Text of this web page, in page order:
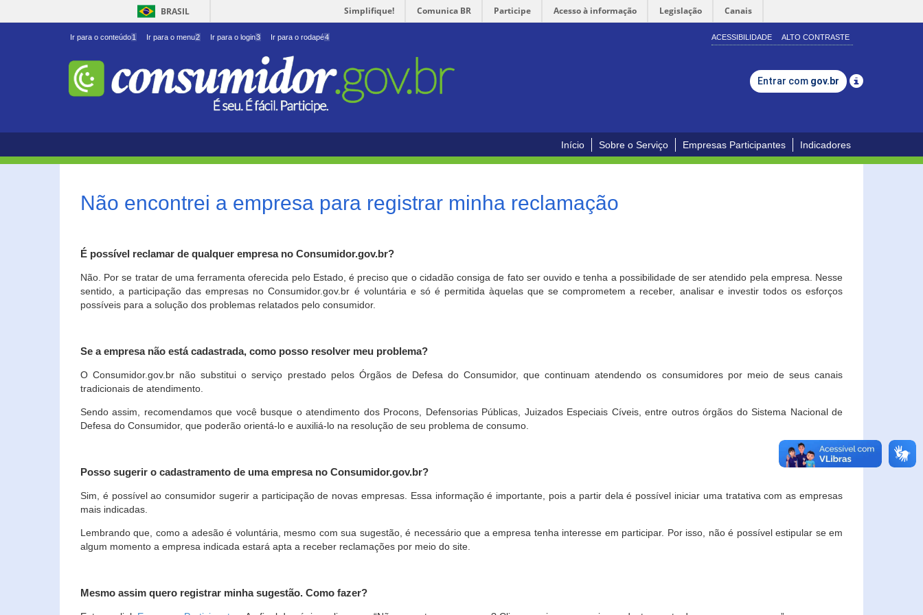
BRASIL Simplifique! Comunica BR Participe Acesso à informação Legislação Canais
Ir para o conteúdo1 Ir para o menu2 Ir para o login3 Ir para o rodapé4 ACESSIBILIDADE ALTO CONTRASTE
Entrar com gov.br
Início Sobre o Serviço Empresas Participantes Indicadores
Não encontrei a empresa para registrar minha reclamação
É possível reclamar de qualquer empresa no Consumidor.gov.br?
Não. Por se tratar de uma ferramenta oferecida pelo Estado, é preciso que o cidadão consiga de fato ser ouvido e tenha a possibilidade de ser atendido pela empresa. Nesse
sentido, a participação das empresas no Consumidor.gov.br é voluntária e só é permitida àquelas que se comprometem a receber, analisar e investir todos os esforços
possíveis para a solução dos problemas relatados pelo consumidor.
Se a empresa não está cadastrada, como posso resolver meu problema?
O Consumidor.gov.br não substitui o serviço prestado pelos Órgãos de Defesa do Consumidor, que continuam atendendo os consumidores por meio de seus canais
tradicionais de atendimento.
Sendo assim, recomendamos que você busque o atendimento dos Procons, Defensorias Públicas, Juizados Especiais Cíveis, entre outros órgãos do Sistema Nacional de
Defesa do Consumidor, que poderão orientá-lo e auxiliá-lo na resolução de seu problema de consumo.
Posso sugerir o cadastramento de uma empresa no Consumidor.gov.br?
Sim, é possível ao consumidor sugerir a participação de novas empresas. Essa informação é importante, pois a partir dela é possível iniciar uma tratativa com as empresas
mais indicadas.
Lembrando que, como a adesão é voluntária, mesmo com sua sugestão, é necessário que a empresa tenha interesse em participar. Por isso, não é possível estipular se em
algum momento a empresa indicada estará apta a receber reclamações por meio do site.
Mesmo assim quero registrar minha sugestão. Como fazer?